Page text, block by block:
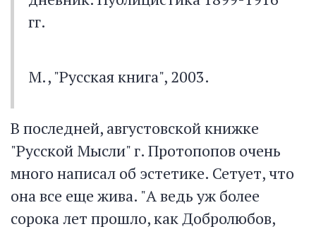
гг.
М., "Русская книга", 2003.
В последней, августовской книжке
"Русской Мысли" г. Протопопов очень
много написал об эстетике. Сетует, что
она все еще жива. "А ведь уж более
сорока лет прошло, как Добролюбов,